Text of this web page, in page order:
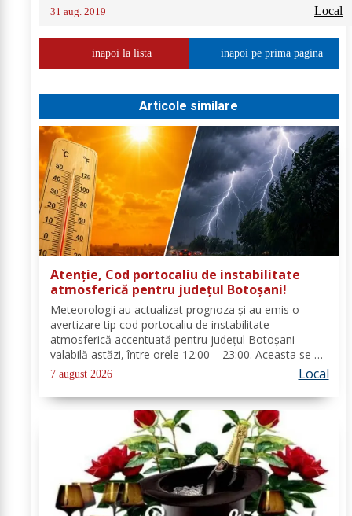
31 aug. 2019 Local
inapoi la lista inapoi pe prima pagina
Articole similare
Atenție, Cod portocaliu de instabilitate
atmosferică pentru județul Botoșani!
Meteorologii au actualizat prognoza și au emis o
avertizare tip cod portocaliu de instabilitate
atmosferică accentuată pentru județul Botoșani
valabilă astăzi, între orele 12:00 – 23:00. Aceasta se va
manifesta prin intensificări ale vântului, vijelii puternice
(rafale de 70...90 km/h), averse...
7 august 2026 Local